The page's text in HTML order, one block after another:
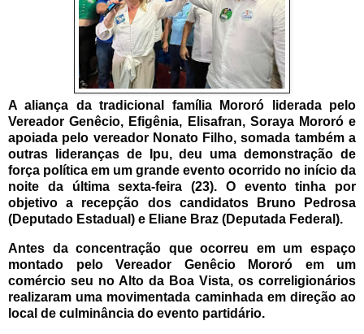
A aliança da tradicional família Mororó liderada pelo
Vereador Genêcio, Efigênia, Elisafran, Soraya Mororó e
apoiada pelo vereador Nonato Filho, somada também a
outras lideranças de Ipu, deu uma demonstração de
força política em um grande evento ocorrido no início da
noite daúltima sexta-feira (23). O evento tinha por
objetivo a recepção dos candidatos Bruno Pedrosa
(Deputado Estadual) e Eliane Braz (Deputada Federal).
Antes da concentração que ocorreu em um espaço
montado pelo Vereador Genêcio Mororó em um
comércio seu no Alto da Boa Vista, os correligionários
realizaram uma movimentada caminhada em direção ao
local de culminância do evento partidário.